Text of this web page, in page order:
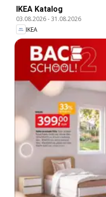
IKEA Katalog
03.08.2026-31.08.2026
IKEA